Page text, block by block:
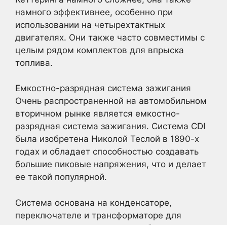
намного эффективнее, особенно при
использовании на четырехтактных
двигателях. Они также часто совместимы с
целым рядом комплектов для впрыска
топлива.
Емкостно-разрядная система зажигания
Очень распространенной на автомобильном
вторичном рынке является емкостно-
разрядная система зажигания. Система CDI
была изобретена Николой Теслой в 1890-х
годах и обладает способностью создавать
большие пиковые напряжения, что и делает
ее такой популярной.
Система основана на конденсаторе,
переключателе и трансформаторе для